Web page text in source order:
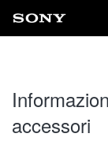
accessori